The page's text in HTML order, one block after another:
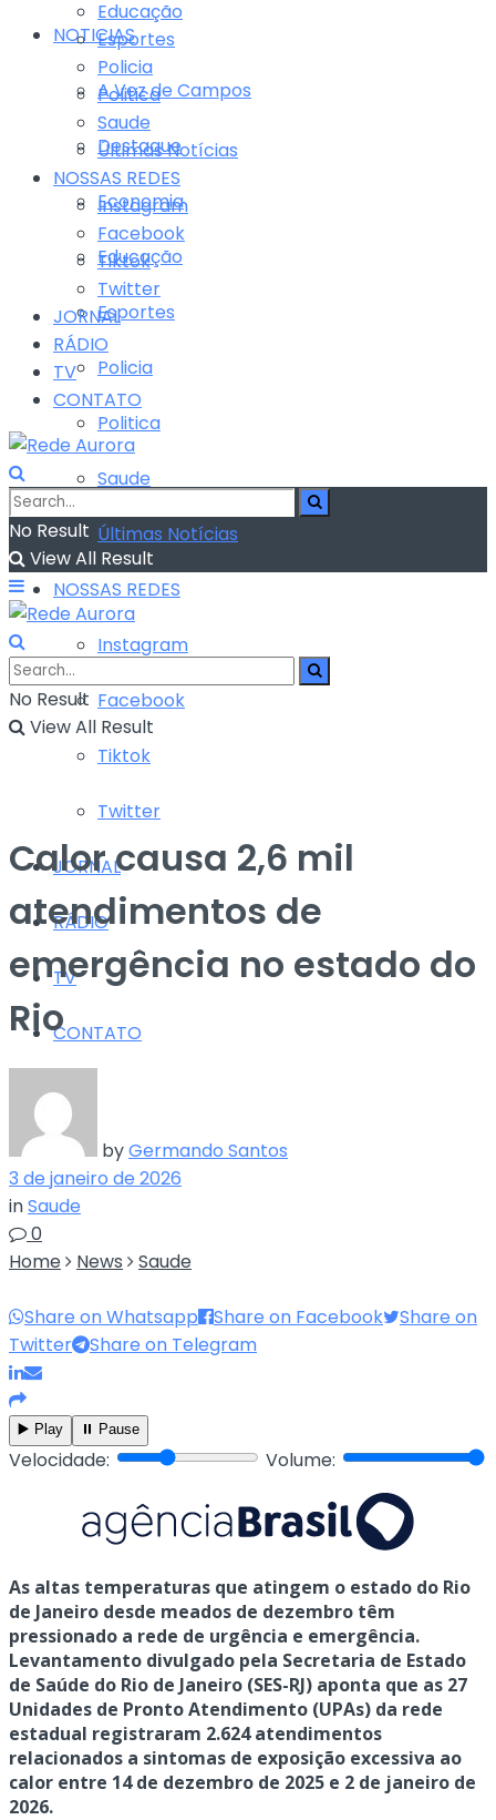
NOTICIAS
A Voz de Campos
Destaque
Economia
Educação
Esportes
Policia
Politica
Saude
Últimas Notícias
NOSSAS REDES
Instagram
Facebook
Tiktok
Twitter
JORNAL
RÁDIO
TV
CONTATO
Educação
Esportes
Policia
Politica
Saude
Últimas Notícias
NOSSAS REDES
Instagram
Facebook
Tiktok
Twitter
JORNAL
RÁDIO
TV
CONTATO
No Result
View All Result
No Result
View All Result
Calor causa 2,6 mil
atendimentos de
emergência no estado do
Rio
byGermando Santos
3 de janeiro de 2026
inSaude
0
Home
News Saude
Share on Whatsapp Share on Facebook
Share on
Twitter
Share on Telegram
▶️ Play ⏸️ Pause
Velocidade: Volume:
As altas temperaturas que atingem o estado do Rio
de Janeiro desde meados de dezembro têm
pressionado a rede de urgência e emergência.
Levantamento divulgado pela Secretaria de Estado
de Saúde do Rio de Janeiro (SES-RJ) aponta que as 27
Unidades de Pronto Atendimento (UPAs) da rede
estadual registraram 2.624 atendimentos
relacionados a sintomas de exposição excessiva ao
calor entre 14 de dezembro de 2025 e 2 de janeiro de
2026.